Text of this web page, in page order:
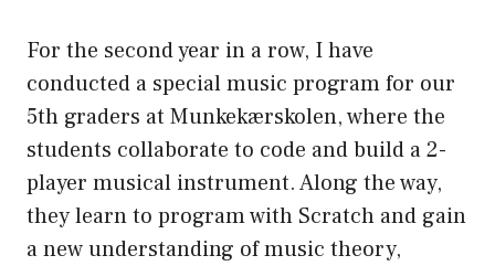
For the second year in a row, I have
conducted a special music program for our
5th graders at Munkekærskolen, where the
students collaborate to code and build a 2-
player musical instrument. Along the way,
they learn to program with Scratch and gain
a new understanding of music theory,